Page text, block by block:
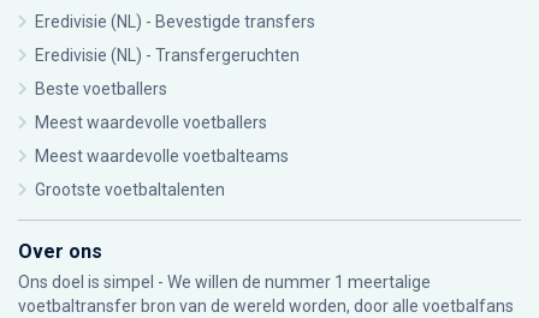
Eredivisie (NL) - Bevestigde transfers
Eredivisie (NL) - Transfergeruchten
Beste voetballers
Meest waardevolle voetballers
Meest waardevolle voetbalteams
Grootste voetbaltalenten
Over ons
Ons doel is simpel - We willen de nummer 1 meertalige
voetbaltransfer bron van de wereld worden, door alle voetbalfans